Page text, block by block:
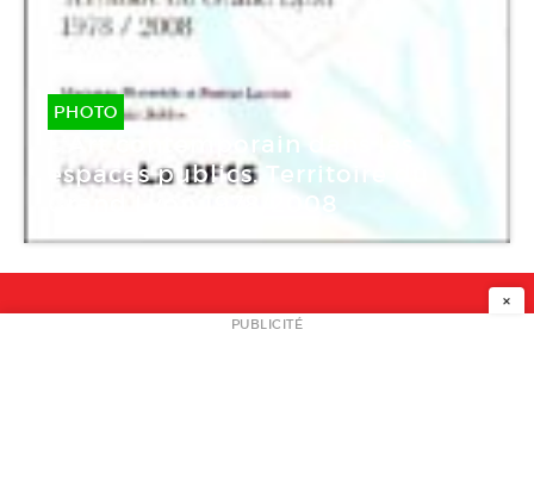
PHOTO
L’Art contemporain dans les
espaces publics. Territoire du
Grand Lyon 1978/2008
NEWSLETTER
×
PUBLICITÉ